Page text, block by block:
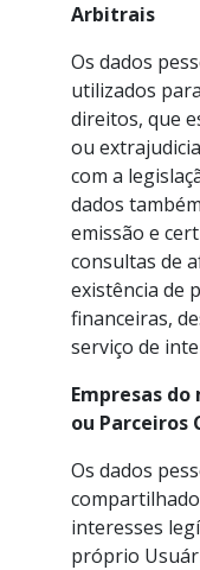
Arbitrais
Os dados
utilizados
direitos, que
ou
com a
dados
emissão e
consultas de
existência de
financeiras,
serviço de
Empresas
ou Parceiros
Os dados
interesses
próprio